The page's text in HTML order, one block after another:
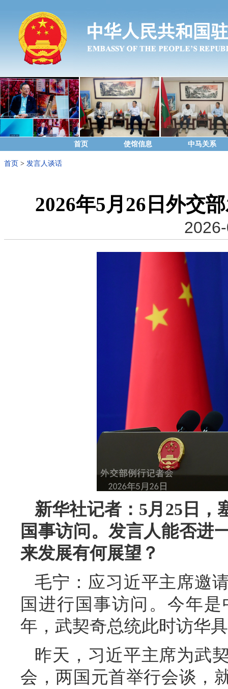
首页 使馆信息 中马关系
首页 > 发言人谈话
2026年5月26日外交
新华社记者：5月25日，
国事访问。发言人能否进
来发展有何展望？
毛宁：应习近平主席邀
国进行国事访问。今年
年，武契奇总统此时访华
昨天，习近平主席为武
会，两国元首举行会谈，